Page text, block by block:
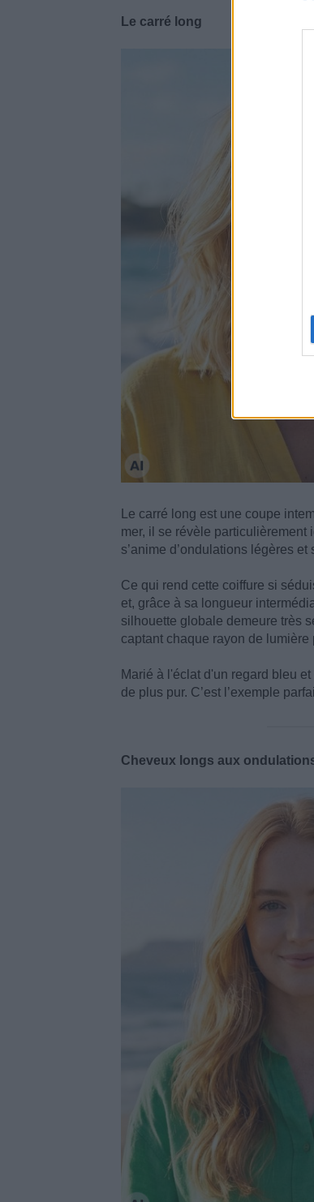
Le carré long
Le carré long est une coupe
mer, il se révèle
s’anime d’ondulations légères
Ce qui rend cette coiffure si
et, grâce à sa longueur
silhouette globale demeure très
captant chaque rayon de
Marié à l'éclat d'un regard bleu
de plus pur. C’est l’exemple
Cheveux longs aux